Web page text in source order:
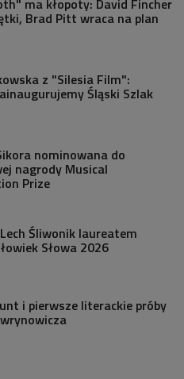
ma kłopoty: David Fincher
Brad Pitt wraca na plan
z "Silesia Film":
Śląski Szlak
nominowana do
nagrody Musical
Prize
Śliwonik laureatem
Słowa 2026
i pierwsze literackie próby